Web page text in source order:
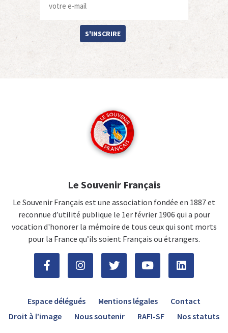
S'INSCRIRE
Le Souvenir Français
Le Souvenir Français est une association fondée en 1887 et
reconnue d’utilité publique le 1er février 1906 qui a pour
vocation d'honorer la mémoire de tous ceux qui sont morts
pour la France qu’ils soient Français ou étrangers.
Espace délégués Mentions légales
Contact
Droit à l’image
Nous soutenir RAFI-SF Nos statuts